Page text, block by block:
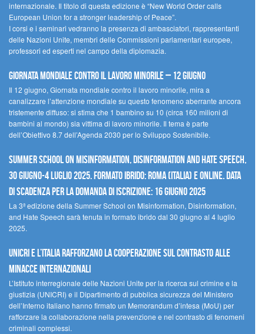
internazionale. Il titolo di questa edizione è “New World Order calls
European Union for a stronger leadership of Peace”.
I corsi e i seminari vedranno la presenza di ambasciatori, rappresentanti
delle Nazioni Unite, membri delle Commissioni parlamentari europee,
professori ed esperti nel campo della diplomazia.
Giornata mondiale contro il lavoro minorile – 12 giugno
Il 12 giugno, Giornata mondiale contro il lavoro minorile, mira a
canalizzare l’attenzione mondiale su questo fenomeno aberrante ancora
tristemente diffuso: si stima che 1 bambino su 10 (circa 160 milioni di
bambini al mondo) sia vittima di lavoro minorile. Il tema è parte
dell’Obiettivo 8.7 dell’Agenda 2030 per lo Sviluppo Sostenibile.
Summer School on Misinformation, Disinformation and Hate Speech,
30 giugno-4 luglio 2025. Formato ibrido: Roma (Italia) e online. Data
di scadenza per la domanda di iscrizione: 16 giugno 2025
La 3ª edizione della Summer School on Misinformation, Disinformation,
and Hate Speech sarà tenuta in formato ibrido dal 30 giugno al 4 luglio
2025.
UNICRI e l’Italia rafforzano la cooperazione sul contrasto alle
minacce internazionali
L’Istituto interregionale delle Nazioni Unite per la ricerca sul crimine e la
giustizia (UNICRI) e il Dipartimento di pubblica sicurezza del Ministero
dell’Interno italiano hanno firmato un Memorandum d’intesa (MoU) per
rafforzare la collaborazione nella prevenzione e nel contrasto di fenomeni
criminali complessi.